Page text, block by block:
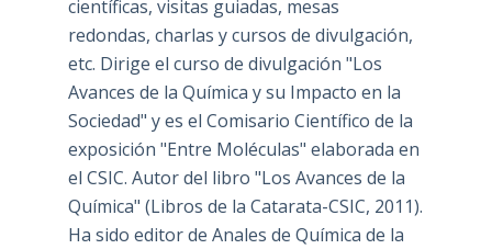
científicas, visitas guiadas, mesas
redondas, charlas y cursos de divulgación,
etc. Dirige el curso de divulgación "Los
Avances de la Química y su Impacto en la
Sociedad" y es el Comisario Científico de la
exposición "Entre Moléculas" elaborada en
el CSIC. Autor del libro "Los Avances de la
Química" (Libros de la Catarata-CSIC, 2011).
Ha sido editor de Anales de Química de la